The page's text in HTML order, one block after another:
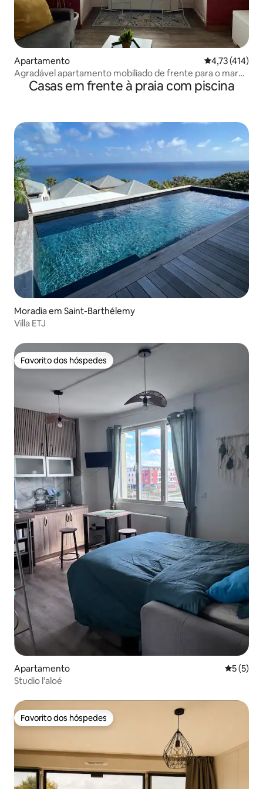
Apartamento Classificação
4,73 (414)
Agradável apartamento mobiliado de frente para o mar
em Malo les Bains
Casas em frente à praia com piscina
Moradia em Saint-Barthélemy
Villa ETJ
Favorito dos hóspedes
Favorito dos hóspedes
Apartamento
5 (5)
Studio l’aloé
Favorito dos hóspedes
Favorito dos hóspedes